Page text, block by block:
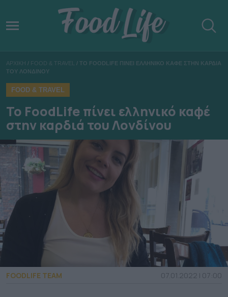
ΑΡΧΙΚΗ / FOOD & TRAVEL / ΤΟ FOODLIFE ΠΙΝΕΙ ΕΛΛΗΝΙΚΟ ΚΑΦΕ ΣΤΗΝ ΚΑΡΔΙΑ
ΤΟΥ ΛΟΝΔΙΝΟΥ
FOOD & TRAVEL
Το FoodLife πίνει ελληνικό καφέ
στην καρδιά του Λονδίνου
FOODLIFE TEAM 07.01.2022 | 07:00